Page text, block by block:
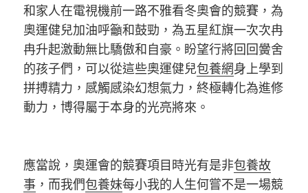
和家人在電視機前一路不雅看冬奧會的競賽，為
奧運健兒加油呼籲和鼓勁，為五星紅旗一次次冉
冉升起激動無比驕傲和自豪。盼望行將回回黌舍
的孩子們，可以從這些奧運健兒包養網身上學到
拼搏精力，感觸感染幻想氣力，終極轉化為進修
動力，博得屬于本身的光亮將來。
應當說，奧運會的競賽項目時光有是非包養故
事 ，而我們包養妹每小我的人生何嘗不是一場競